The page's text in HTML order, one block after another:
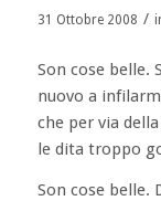
31 Ottobre 2008 /
Son cose belle.
nuovo a
che per via
le dita troppo
Son cose belle.